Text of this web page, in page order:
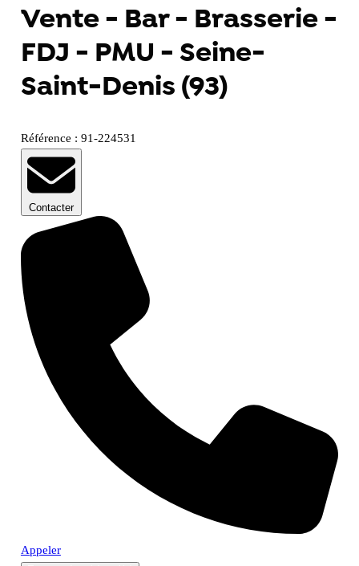
Vente - Bar - Brasserie -
FDJ - PMU - Seine-
Saint-Denis (93)
Référence : 91-224531
Contacter
Appeler